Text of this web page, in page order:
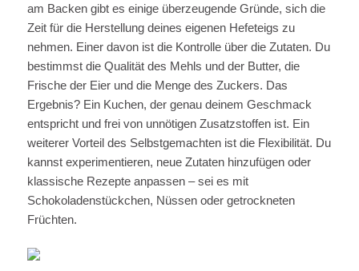
am Backen gibt es einige überzeugende Gründe, sich die
Zeit für die Herstellung deines eigenen Hefeteigs zu
nehmen. Einer davon ist die Kontrolle über die Zutaten. Du
bestimmst die Qualität des Mehls und der Butter, die
Frische der Eier und die Menge des Zuckers. Das
Ergebnis? Ein Kuchen, der genau deinem Geschmack
entspricht und frei von unnötigen Zusatzstoffen ist. Ein
weiterer Vorteil des Selbstgemachten ist die Flexibilität. Du
kannst experimentieren, neue Zutaten hinzufügen oder
klassische Rezepte anpassen – sei es mit
Schokoladenstückchen, Nüssen oder getrockneten
Früchten.